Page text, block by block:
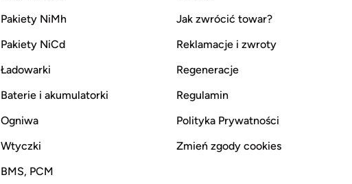
Pakiety NiMh
Pakiety NiCd
Ładowarki
Baterie i akumulatorki
Ogniwa
Wtyczki
BMS, PCM
Jak zwrócić towar?
Reklamacje i zwroty
Regeneracje
Regulamin
Polityka Prywatności
Zmień zgody cookies